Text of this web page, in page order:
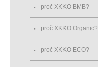
proč XKKO BMB?
proč XKKO Organic?
proč XKKO ECO?